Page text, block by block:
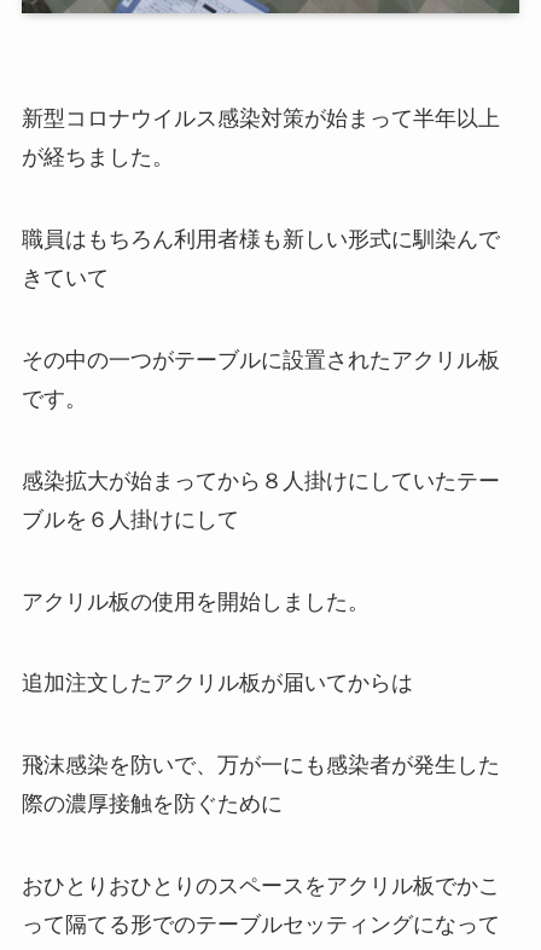
新型コロナウイルス感染対策が始まって半年以上
が経ちました。
職員はもちろん利用者様も新しい形式に馴染んで
きていて
その中の一つがテーブルに設置されたアクリル板
です。
感染拡大が始まってから８人掛けにしていたテー
ブルを６人掛けにして
アクリル板の使用を開始しました。
追加注文したアクリル板が届いてからは
飛沫感染を防いで、万が一にも感染者が発生した
際の濃厚接触を防ぐために
おひとりおひとりのスペースをアクリル板でかこ
って隔てる形でのテーブルセッティングになって